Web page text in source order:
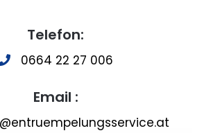
Telefon:
0664 22 27 006
Email :